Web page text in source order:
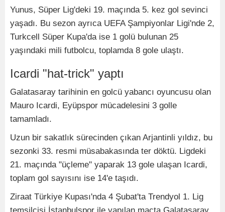
Yunus, Süper Lig'deki 19. maçında 5. kez gol sevinci
yaşadı. Bu sezon ayrıca UEFA Şampiyonlar Ligi'nde 2,
Turkcell Süper Kupa'da ise 1 golü bulunan 25
yaşındaki mili futbolcu, toplamda 8 gole ulaştı.
Icardi "hat-trick" yaptı
Galatasaray tarihinin en golcü yabancı oyuncusu olan
Mauro Icardi, Eyüpspor mücadelesini 3 golle
tamamladı.
Uzun bir sakatlık sürecinden çıkan Arjantinli yıldız, bu
sezonki 33. resmi müsabakasında ter döktü. Ligdeki
21. maçında "üçleme" yaparak 13 gole ulaşan Icardi,
toplam gol sayısını ise 14'e taşıdı.
Ziraat Türkiye Kupası'nda 4 Şubat'ta Trendyol 1. Lig
temsilcisi İstanbulspor ile yapılan maçta Galatasaray